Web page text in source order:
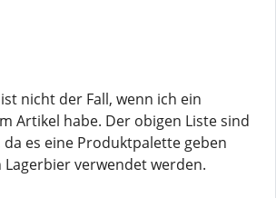
nicht der Fall, wenn ich ein
Artikel habe. Der obigen Liste sind
es eine Produktpalette geben
Lagerbier verwendet werden.